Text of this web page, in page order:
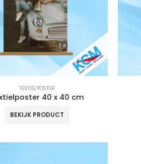
TEXTIELPOSTER
40 x 40 cm
BEKIJK PRODUCT